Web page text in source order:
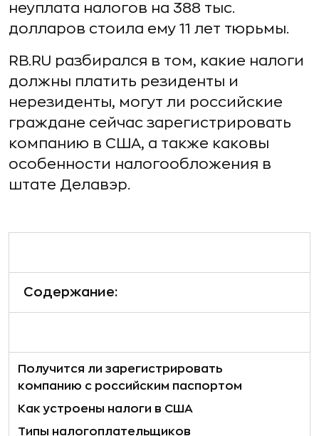
неуплата налогов на 388 тыс.
долларов стоила ему 11 лет тюрьмы.
RB.RU разбирался в том, какие налоги
должны платить резиденты и
нерезиденты, могут ли российские
граждане сейчас зарегистрировать
компанию в США, а также каковы
особенности налогообложения в
штате Делавэр.
Содержание:
Получится ли зарегистрировать
компанию с российским паспортом
Как устроены налоги в США
Типы налогоплательщиков